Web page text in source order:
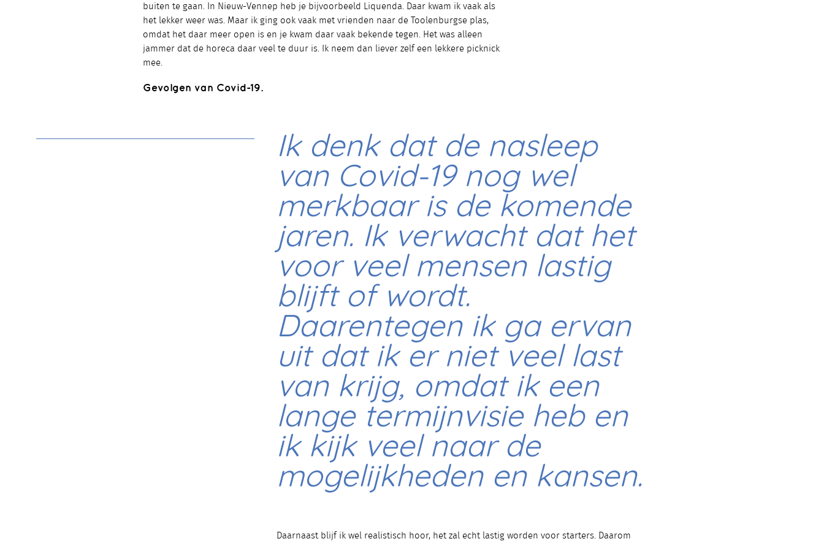
buiten te gaan. In Nieuw-Vennep heb je bijvoorbeeld Liquenda. Daar kwam ik vaak als
het lekker weer was. Maar ik ging ook vaak met vrienden naar de Toolenburgse plas,
omdat het daar meer open is en je kwam daar vaak bekende tegen. Het was alleen
jammer dat de horeca daar veel te duur is. Ik neem dan liever zelf een lekkere picknick
mee.
Gevolgen van Covid-19.
Ik denk dat de nasleep
van Covid-19 nog wel
merkbaar is de komende
jaren. Ik verwacht dat het
voor veel mensen lastig
blijft of wordt.
Daarentegen ik ga ervan
uit dat ik er niet veel last
van krijg, omdat ik een
lange termijnvisie heb en
ik kijk veel naar de
mogelijkheden en kansen.
Daarnaast blijf ik wel realistisch hoor, het zal echt lastig worden voor starters. Daarom